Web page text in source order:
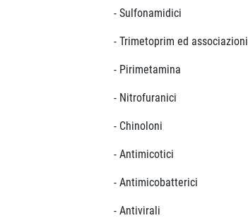
- Sulfonamidici
- Trimetoprim ed associazioni
- Pirimetamina
- Nitrofuranici
- Chinoloni
- Antimicotici
- Antimicobatterici
- Antivirali